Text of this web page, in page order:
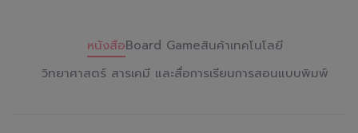
หนังสือBoard Gameสินค้าเทคโนโลยี
วิทยาศาสตร์ สารเคมี และสื่อการเรียนการสอนแบบพิมพ์